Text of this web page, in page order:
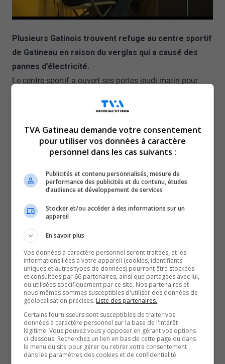
Plusieurs Gatinois trouvent refuge au centre sportif
de Gatineau en raison du verglas qui a causé des
pannes d’électricité.
Le centre sportif a ouvert ses portes jeudi matin pour
simplement avoir accès à l’électricité. Les employés
Il y a également un centre disponible du côté de Cantley.
les enfants n’ont pas d’école, fait que là on a décidé de
venir prendre nos douches puis profiter un petit peu du
centre ici, puis ensuite aller à la bibliothèque pour passer
le temps.
-Une Gatinoise sans électricité en raison du verglas
plan d’urgence, c’est-à-dire un kit de survie de 72h, pour
s’assurer de faire face à toutes éventualités.
De l’effectif a été ajouté au 311, qui a reçu une centaine
de requêtes pour des arbres tombés, et une soixante ont
déjà été traitées.
La Ville travaille actuellement sur un plan d’action à plus
long terme, qui comprendrait des centre d’hébergement
au besoin.
TVA Gatineau demande votre consentement
pour utiliser vos données à caractère
personnel dans les cas suivants :
Publicités et contenu personnalisés, mesure de
performance des publicités et du contenu, études
d’audience et développement de services
Stocker et/ou accéder à des informations sur un
appareil
En savoir plus
Vos données à caractère personnel seront traitées, et les
informations liées à votre appareil (cookies, identifiants
uniques et autres types de données) pourront être stockées
et consultées par 66 partenaires, ainsi que partagées avec lui,
ou utilisées spécifiquement par ce site. Nos partenaires et
nous-mêmes sommes susceptibles d'utiliser des données de
géolocalisation précises. Liste des partenaires.
Certains fournisseurs sont susceptibles de traiter vos
données à caractère personnel sur la base de l'intérêt
légitime. Vous pouvez vous y opposer en gérant vos options
ci-dessous. Recherchez un lien en bas de cette page ou dans
le menu du site pour gérer ou retirer votre consentement
dans les paramètres des cookies et de confidentialité.